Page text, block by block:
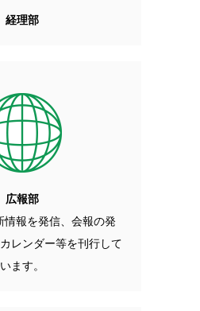
経理部
広報部
情報を発信、会報の発
レンダー等を刊行して
います。